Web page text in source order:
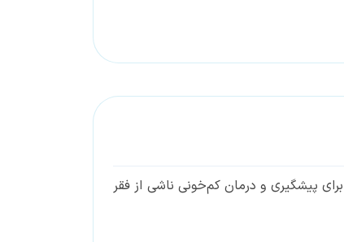
پیشگیری و درمان کم‌خونی ناشی از فقر